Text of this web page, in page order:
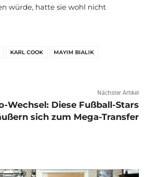
würde, hatte sie wohl nicht
KARL COOK
MAYIM BIALIK
Nächster Artikel
Wechsel: Diese Fußball-Stars
sich zum Mega-Transfer